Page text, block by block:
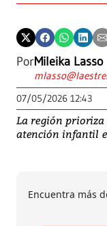
PorMileika Lasso
07/05/2026 12:43
La región
atención infantil
Encuentra más